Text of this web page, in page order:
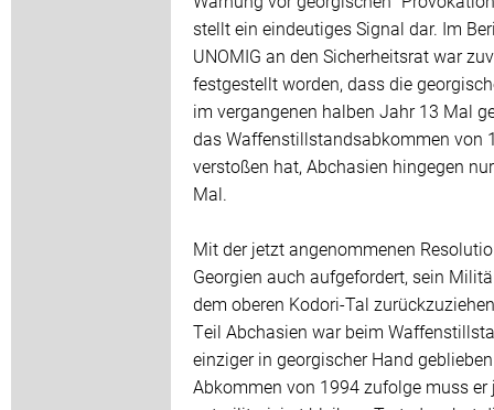
stellt ein eindeutiges Signal dar. Im
UNOMIG an den Sicherheitsrat war
festgestellt worden, dass die
im vergangenen halben Jahr 13 Mal
das Waffenstillstandsabkommen von
verstoßen hat, Abchasien hingegen
Mal.
Mit der jetzt angenommenen
Georgien auch aufgefordert, sein
dem oberen Kodori-Tal
Teil Abchasien war beim
einziger in georgischer Hand
Abkommen von 1994 zufolge muss er